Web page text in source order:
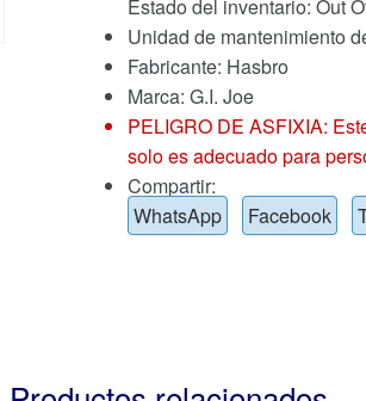
Estado del inventario: Out
Unidad de mantenimiento
Fabricante: Hasbro
Marca: G.I. Joe
PELIGRO DE ASFIXIA:
solo es adecuado para
Compartir:
WhatsApp
Facebook